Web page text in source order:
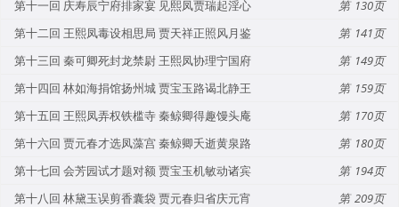
第十一回 庆寿辰宁府排家宴 见熙凤贾瑞起淫心
130
第十二回 王熙凤毒设相思局 贾天祥正照风月鉴
141
第十三回 秦可卿死封龙禁尉 王熙凤协理宁国府
149
第十四回 林如海捐馆扬州城 贾宝玉路谒北静王
159
第十五回 王熙凤弄权铁槛寺 秦鲸卿得趣馒头庵
170
第十六回 贾元春才选凤藻宫 秦鲸卿夭逝黄泉路
180
第十七回 会芳园试才题对额 贾宝玉机敏动诸宾
194
第十八回 林黛玉误剪香囊袋 贾元春归省庆元宵
209